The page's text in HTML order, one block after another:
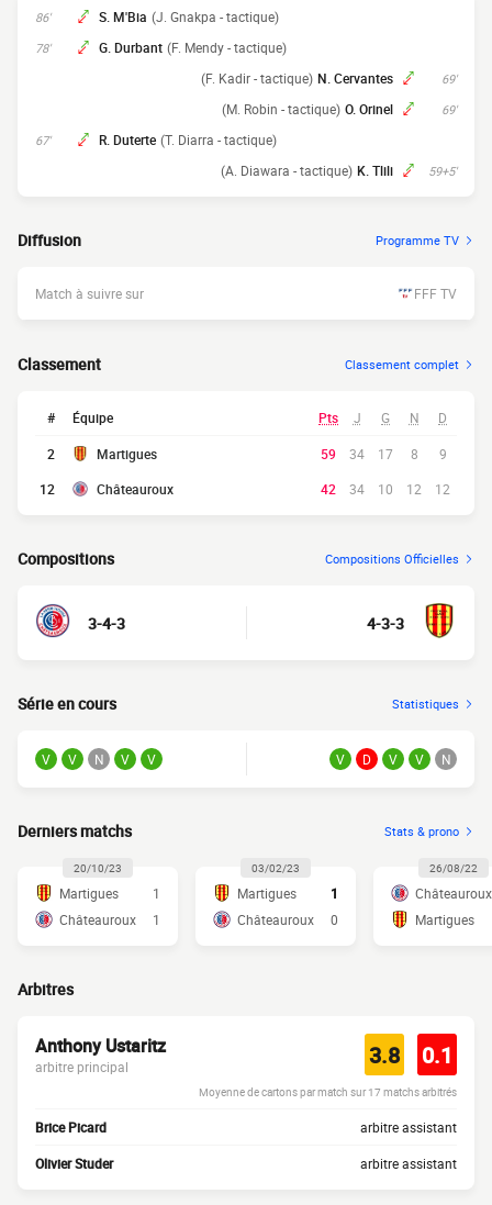
86' S. M'Bia (J. Gnakpa - tactique)
78' G. Durbant (F. Mendy - tactique)
69'
N. Cervantes
(F. Kadir - tactique)
69'
O. Orinel
(M. Robin - tactique)
67' R. Duterte (T. Diarra - tactique)
59+5'
K. Tlili
(A. Diawara - tactique)
Diffusion Programme TV
Match à suivre sur FFF TV
Classement Classement complet
# Équipe Pts J G N D
2 Martigues 59 34 17 8
9
12
Châteauroux 42 34 10 12 12
Compositions Compositions Officielles
3-4-3 4-3-3
Série en cours Statistiques
V V N V V V D V V N
Derniers matchs Stats & prono
20/10/23
Martigues
1
Châteauroux
1
03/02/23
Martigues
1
Châteauroux
0
26/08/22
Châteauroux
Martigues
Arbitres
Anthony Ustaritz
arbitre principal 3.8 0.1
Moyenne de cartons par match sur 17 matchs arbitrés
Brice Picard arbitre assistant
Olivier Studer arbitre assistant